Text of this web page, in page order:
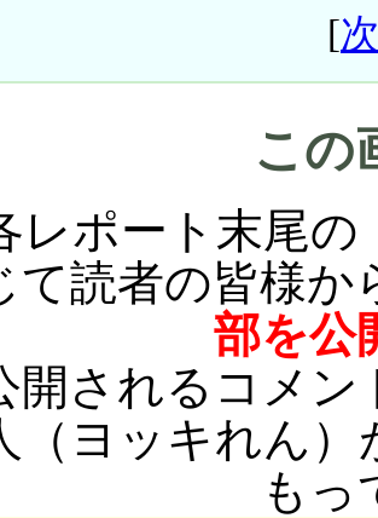
[
この
レポート末尾の
て読者の皆様か
部を公
開されるコメン
（ヨッキれん
もっ